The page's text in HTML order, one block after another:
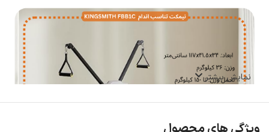
نمایش بیشتر